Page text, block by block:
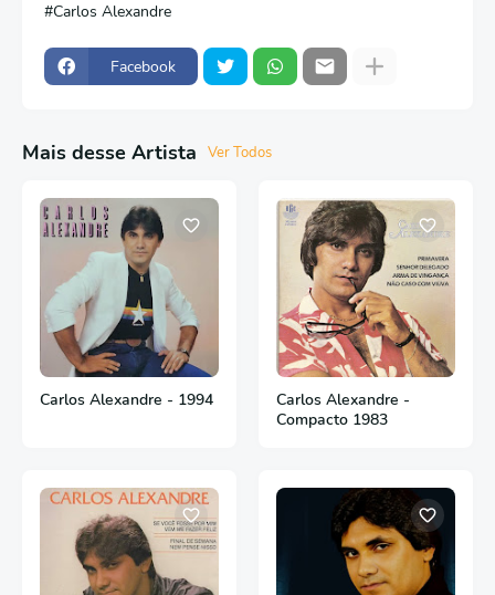
Carlos Alexandre
Facebook
Mais desse Artista Ver Todos
Carlos Alexandre - 1994
Carlos Alexandre -
Compacto 1983